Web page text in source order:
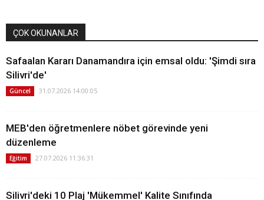
ÇOK OKUNANLAR
Safaalan Kararı Danamandıra için emsal oldu: 'Şimdi sıra
Silivri'de'
Güncel 31.07.2026 14:00:05
MEB'den öğretmenlere nöbet görevinde yeni
düzenleme
Eğitim 27.07.2026 11:36:31
Silivri'deki 10 Plaj 'Mükemmel' Kalite Sınıfında